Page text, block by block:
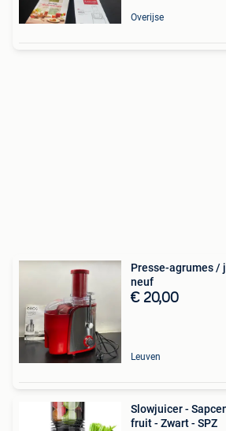
Overijse
Presse-agrumes /
neuf
€ 20,00
Leuven
Slowjuicer -
fruit - Zwart - SPZ